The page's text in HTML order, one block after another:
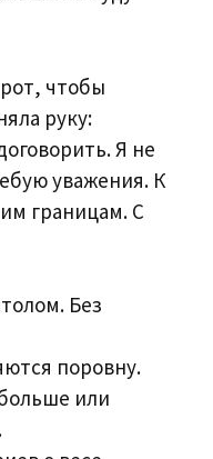
чтобы
руку:
Я не
уважения. К
границам. С
Без
поровну.
или